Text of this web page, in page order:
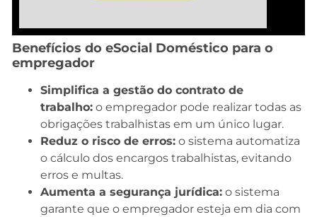
Benefícios do eSocial Doméstico para o
empregador
Simplifica a gestão do contrato de
trabalho: o empregador pode realizar todas as
obrigações trabalhistas em um único lugar.
Reduz o risco de erros: o sistema automatiza
o cálculo dos encargos trabalhistas, evitando
erros e multas.
Aumenta a segurança jurídica: o sistema
garante que o empregador esteja em dia com